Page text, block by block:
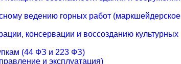
ведению горных работ (маркшейдерское
консервации и воссозданию культурных
(44 ФЗ и 223 ФЗ)
и эксплуатация)